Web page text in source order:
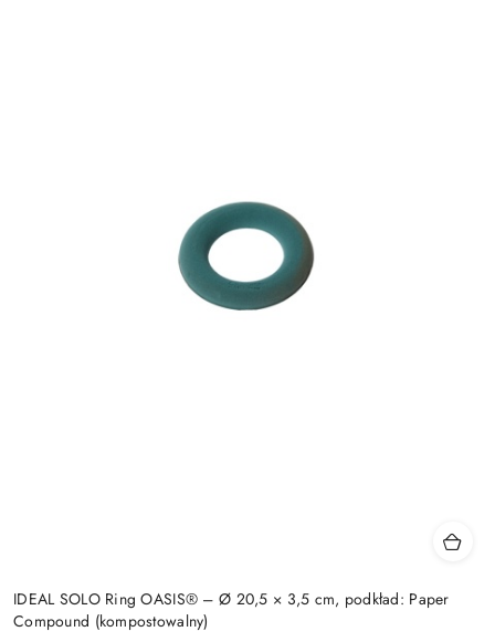
IDEAL SOLO Ring OASIS® – Ø 20,5 × 3,5 cm, podkład: Paper
Compound (kompostowalny)